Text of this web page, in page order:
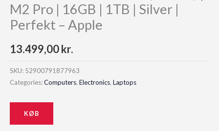
M2 Pro | 16GB | 1TB | Silver |
Perfekt – Apple
13.499,00kr.
SKU: 52900791877963
Categories:Computers, Electronics, Laptops
KØB